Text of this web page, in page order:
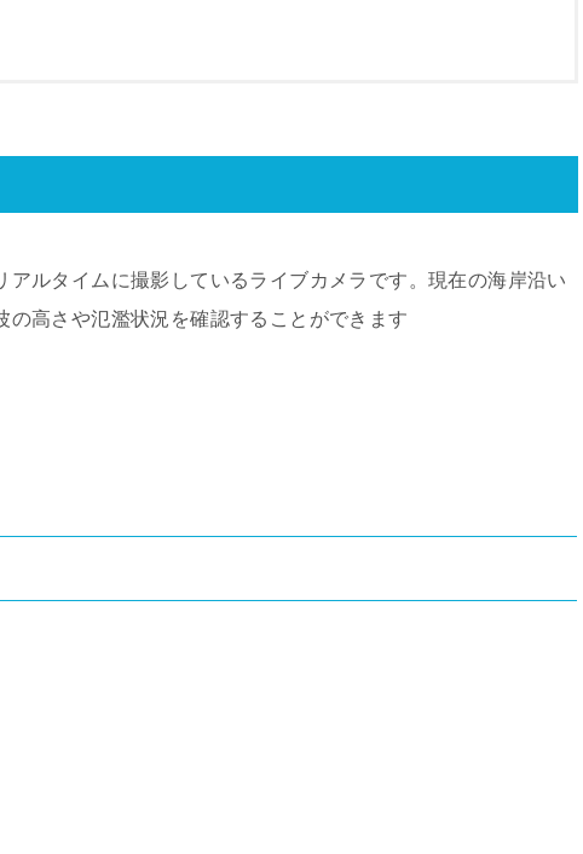
アルタイムに撮影しているライブカメラです。現在の海岸沿い
高さや氾濫状況を確認することができます